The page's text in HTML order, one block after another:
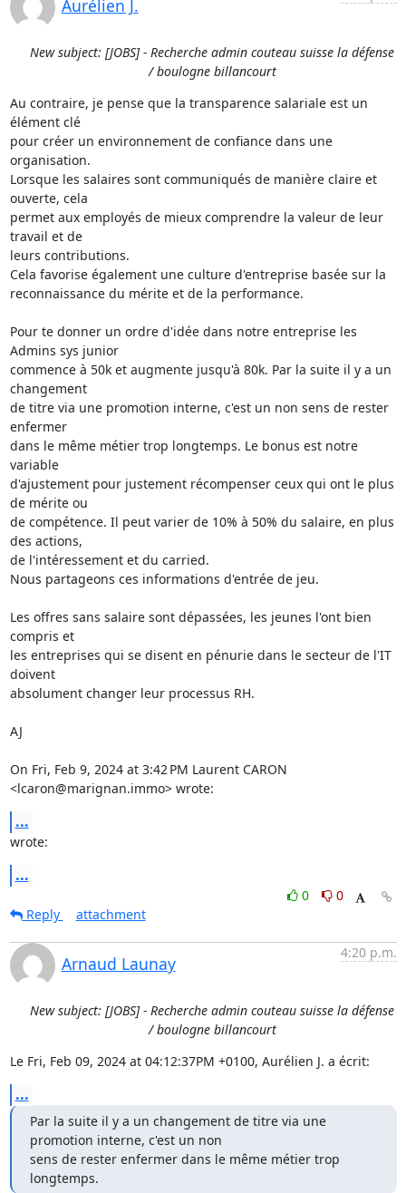
Aurélien J.
New subject: [JOBS] - Recherche admin couteau suisse la défense
/ boulogne billancourt
Au contraire, je pense que la transparence salariale est un
élément clé
pour créer un environnement de confiance dans une
organisation.
Lorsque les salaires sont communiqués de manière claire et
ouverte, cela
permet aux employés de mieux comprendre la valeur de leur
travail et de
leurs contributions.
Cela favorise également une culture d'entreprise basée sur la
reconnaissance du mérite et de la performance.
Pour te donner un ordre d'idée dans notre entreprise les
Admins sys junior
commence à 50k et augmente jusqu'à 80k. Par la suite il y a un
changement
de titre via une promotion interne, c'est un non sens de rester
enfermer
dans le même métier trop longtemps. Le bonus est notre
variable
d'ajustement pour justement récompenser ceux qui ont le plus
de mérite ou
de compétence. Il peut varier de 10% à 50% du salaire, en plus
des actions,
de l'intéressement et du carried.
Nous partageons ces informations d'entrée de jeu.
Les offres sans salaire sont dépassées, les jeunes l'ont bien
compris et
les entreprises qui se disent en pénurie dans le secteur de l'IT
doivent
absolument changer leur processus RH.
AJ
On Fri, Feb 9, 2024 at 3:42 PM Laurent CARON
<lcaron@marignan.immo> wrote:
...
wrote:
...
0
0
Reply
attachment
Arnaud Launay
4:20 p.m.
New subject: [JOBS] - Recherche admin couteau suisse la défense
/ boulogne billancourt
Le Fri, Feb 09, 2024 at 04:12:37PM +0100, Aurélien J. a écrit:
...
Par la suite il y a un changement de titre via une
promotion interne, c'est un non
sens de rester enfermer dans le même métier trop
longtemps.